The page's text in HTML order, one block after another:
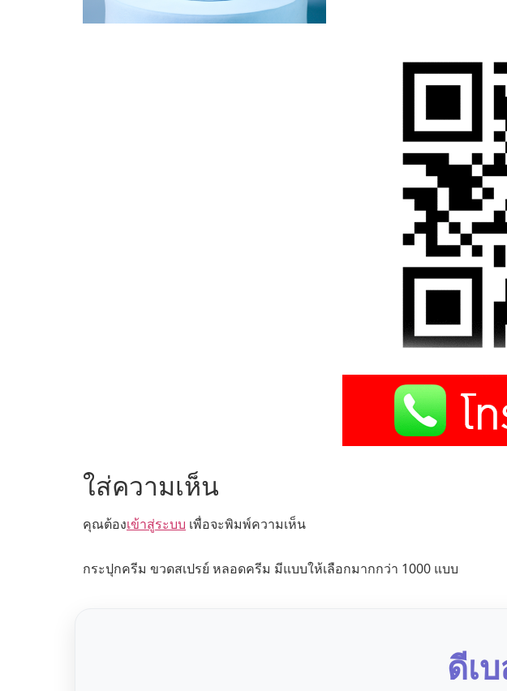
ใส่ความเห็น
คุณต้องเข้าสู่ระบบ เพื่อจะพิมพ์ความเห็น
กระปุกครีม ขวดสเปรย์ หลอดครีม มีแบบให้เลือกมากกว่า 1000 แบบ
ดีเ